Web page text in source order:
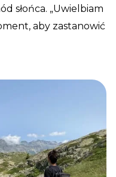
słońca. „Uwielbiam
aby zastanowić